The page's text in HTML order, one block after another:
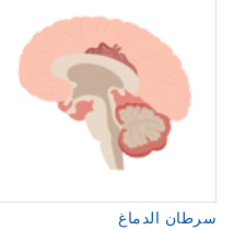
سرطان الدماغ